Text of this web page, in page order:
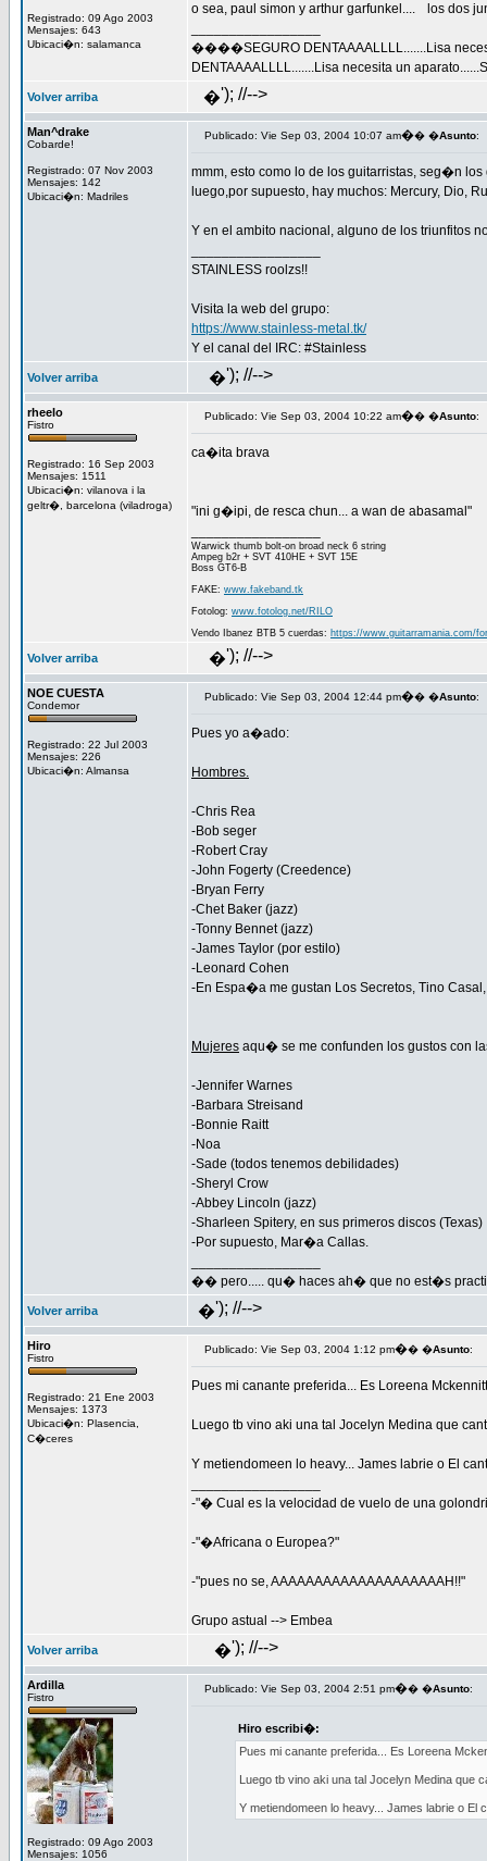
Registrado: 09 Ago 2003
Mensajes: 643
Ubicaci�n: salamanca
o sea, paul simon y arthur garfunkel....
los dos
����SEGURO DENTAAAALLLL.......Lisa
DENTAAAALLLL.......Lisa necesita un
Volver arriba �'); //-->
Man^drake
Cobarde!
Registrado: 07 Nov 2003
Mensajes: 142
Ubicaci�n: Madriles
Publicado: Vie Sep 03, 2004 10:07 am�� �Asunto:
mmm, esto como lo de los guitarristas, seg�n
luego,por supuesto, hay muchos: Mercury, Dio,
Y en el ambito nacional, alguno de los triunfitos
STAINLESS roolzs!!
Visita la web del grupo:
https://www.stainless-metal.tk/
Y el canal del IRC: #Stainless
Volver arriba �'); //-->
rheelo
Fistro
Registrado: 16 Sep 2003
Mensajes: 1511
Ubicaci�n: vilanova i la
geltr�, barcelona (viladroga)
Publicado: Vie Sep 03, 2004 10:22 am�� �Asunto:
ca�ita brava
"ini g�ipi, de resca chun... a wan de abasamal"
Warwick thumb bolt-on broad neck 6 string
Ampeg b2r + SVT 410HE + SVT 15E
Boss GT6-B
FAKE: www.fakeband.tk
Fotolog: www.fotolog.net/RILO
Vendo Ibanez BTB 5 cuerdas: https://www.guitarramania.com/
Volver arriba �'); //-->
NOE CUESTA
Condemor
Registrado: 22 Jul 2003
Mensajes: 226
Ubicaci�n: Almansa
Publicado: Vie Sep 03, 2004 12:44 pm�� �Asunto:
Pues yo a�ado:
Hombres.
-Chris Rea
-Bob seger
-Robert Cray
-John Fogerty (Creedence)
-Bryan Ferry
-Chet Baker (jazz)
-Tonny Bennet (jazz)
-James Taylor (por estilo)
-Leonard Cohen
-En Espa�a me gustan Los Secretos, Tino
Mujeres aqu� se me confunden los gustos con
-Jennifer Warnes
-Barbara Streisand
-Bonnie Raitt
-Noa
-Sade (todos tenemos debilidades)
-Sheryl Crow
-Abbey Lincoln (jazz)
-Sharleen Spitery, en sus primeros discos (Texas)
-Por supuesto, Mar�a Callas.
�� pero..... qu� haces ah� que no est�s
Volver arriba �'); //-->
Hiro
Fistro
Registrado: 21 Ene 2003
Mensajes: 1373
Ubicaci�n: Plasencia,
C�ceres
Publicado: Vie Sep 03, 2004 1:12 pm�� �Asunto:
Pues mi canante preferida... Es Loreena
Luego tb vino aki una tal Jocelyn Medina que
Y metiendomeen lo heavy... James labrie o El
-"� Cual es la velocidad de vuelo de una
-"�Africana o Europea?"
-"pues no se, AAAAAAAAAAAAAAAAAAAAH!!"
Grupo astual --> Embea
Volver arriba �'); //-->
Ardilla
Fistro
Registrado: 09 Ago 2003
Mensajes: 1056
Publicado: Vie Sep 03, 2004 2:51 pm�� �Asunto:
Hiro escribi�:
Pues mi canante preferida... Es Loreena
Luego tb vino aki una tal Jocelyn Medina que
Y metiendomeen lo heavy... James labrie o El